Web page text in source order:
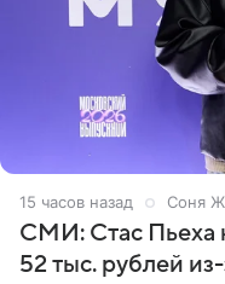
15 часов назад Соня
СМИ: Стас Пьеха
52 тыс. рублей